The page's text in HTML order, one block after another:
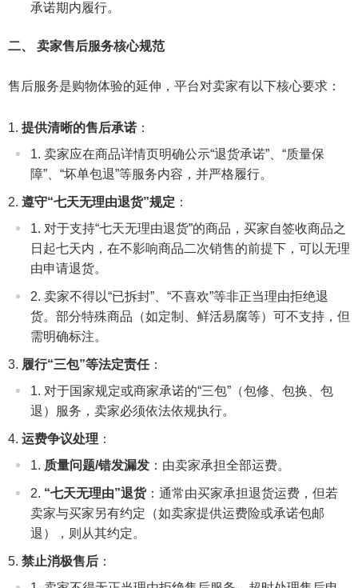
承诺期内履行。
二、 卖家售后服务核心规范
售后服务是购物体验的延伸，平台对卖家有以下核心要求：
提供清晰的售后承诺 ：
卖家应在商品详情页明确公示“退货承诺”、“质量保
障”、“坏单包退”等服务内容，并严格履行。
遵守“七天无理由退货”规定 ：
对于支持“七天无理由退货”的商品，买家自签收商品之
日起七天内，在不影响商品二次销售的前提下，可以无理
由申请退货。
卖家不得以“已拆封”、“不喜欢”等非正当理由拒绝退
货。部分特殊商品（如定制、鲜活易腐等）可不支持，但
需明确标注。
履行“三包”等法定责任：
对于国家规定或商家承诺的“三包”（包修、包换、包
退）服务，卖家必须依法依规执行。
运费争议处理 ：
质量问题/错发漏发 ：由卖家承担全部运费。
“七天无理由”退货：通常由买家承担退货运费，但若
卖家与买家另有约定（如卖家提供运费险或承诺包邮
退），则从其约定。
禁止消极售后 ：